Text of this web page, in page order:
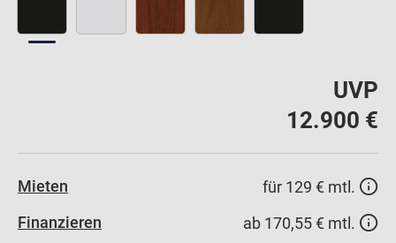
UVP
12.900 €
Mieten
für 129 € mtl.
Finanzieren
ab 170,55 € mtl.